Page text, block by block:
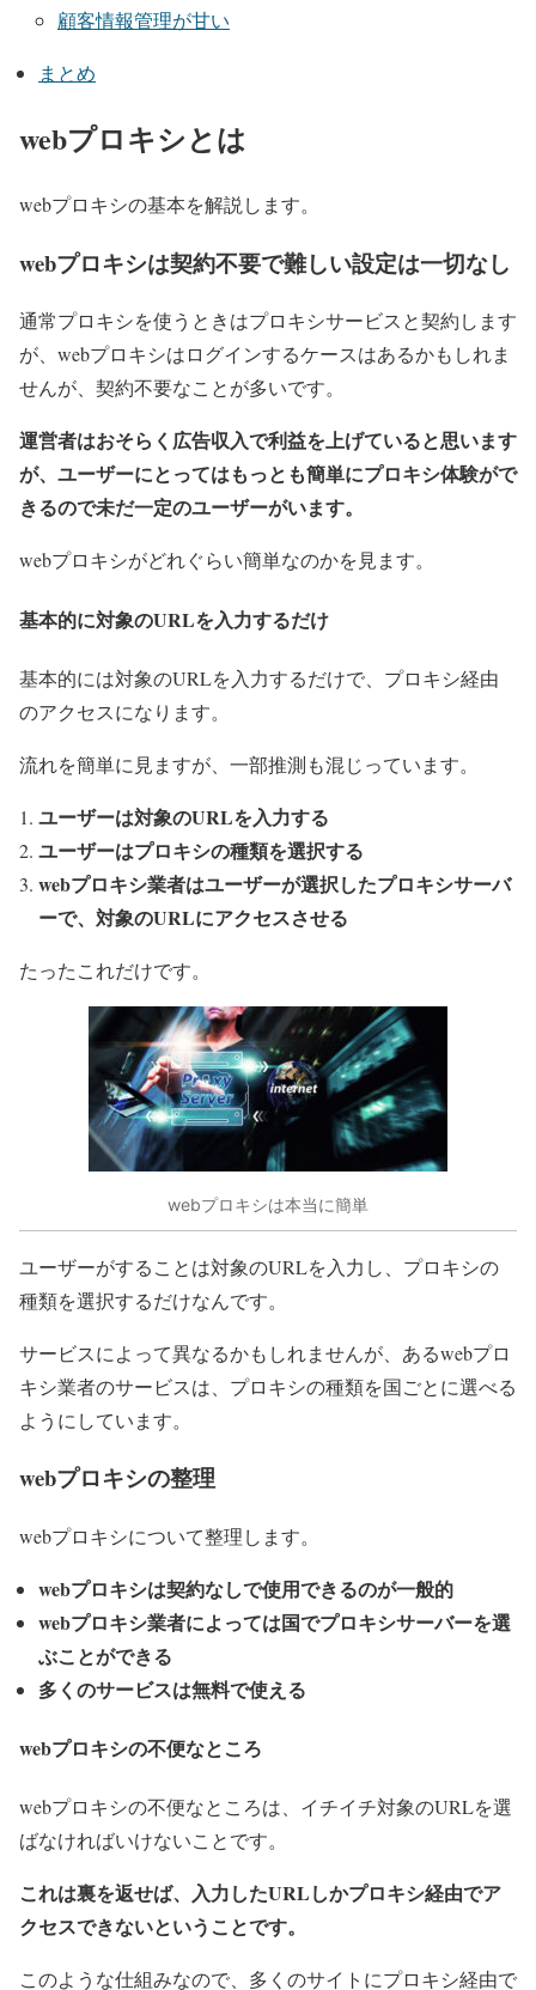
顧客情報管理が甘い
まとめ
webプロキシとは
webプロキシの基本を解説します。
webプロキシは契約不要で難しい設定は一切なし
通常プロキシを使うときはプロキシサービスと契約します
が、webプロキシはログインするケースはあるかもしれま
せんが、契約不要なことが多いです。
運営者はおそらく広告収入で利益を上げていると思います
が、ユーザーにとってはもっとも簡単にプロキシ体験がで
きるので未だ一定のユーザーがいます。
webプロキシがどれぐらい簡単なのかを見ます。
基本的に対象のURLを入力するだけ
基本的には対象のURLを入力するだけで、プロキシ経由
のアクセスになります。
流れを簡単に見ますが、一部推測も混じっています。
ユーザーは対象のURLを入力する
ユーザーはプロキシの種類を選択する
webプロキシ業者はユーザーが選択したプロキシサーバ
ーで、対象のURLにアクセスさせる
たったこれだけです。
webプロキシは本当に簡単
ユーザーがすることは対象のURLを入力し、プロキシの
種類を選択するだけなんです。
サービスによって異なるかもしれませんが、あるwebプロ
キシ業者のサービスは、プロキシの種類を国ごとに選べる
ようにしています。
webプロキシの整理
webプロキシについて整理します。
webプロキシは契約なしで使用できるのが一般的
webプロキシ業者によっては国でプロキシサーバーを選
ぶことができる
多くのサービスは無料で使える
webプロキシの不便なところ
webプロキシの不便なところは、イチイチ対象のURLを選
ばなければいけないことです。
これは裏を返せば、入力したURLしかプロキシ経由でア
クセスできないということです。
このような仕組みなので、多くのサイトにプロキシ経由で